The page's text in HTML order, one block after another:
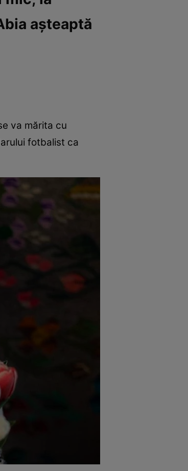
aşteaptă
va mărita cu
fotbalist ca